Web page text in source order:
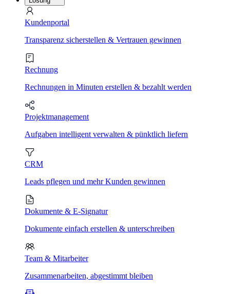
Kundenportal
Transparenz sicherstellen & Vertrauen gewinnen
Rechnung
Rechnungen in Minuten erstellen & bezahlt werden
Projektmanagement
Aufgaben intelligent verwalten & pünktlich liefern
CRM
Leads pflegen und mehr Kunden gewinnen
Dokumente & E-Signatur
Dokumente einfach erstellen & unterschreiben
Team & Mitarbeiter
Zusammenarbeiten, abgestimmt bleiben